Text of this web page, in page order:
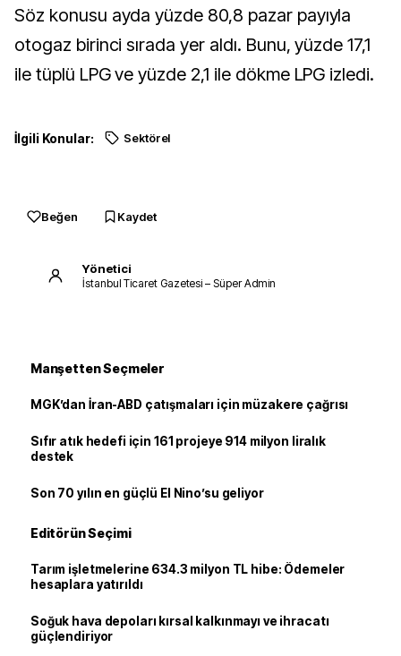
Söz konusu ayda yüzde 80,8 pazar payıyla
otogaz birinci sırada yer aldı. Bunu, yüzde 17,1
ile tüplü LPG ve yüzde 2,1 ile dökme LPG izledi.
İlgili Konular: Sektörel
Beğen Kaydet
Yönetici
İstanbul Ticaret Gazetesi – Süper Admin
Manşetten Seçmeler
MGK’dan İran-ABD çatışmaları için müzakere çağrısı
Sıfır atık hedefi için 161 projeye 914 milyon liralık
destek
Son 70 yılın en güçlü El Nino’su geliyor
Editörün Seçimi
Tarım işletmelerine 634.3 milyon TL hibe: Ödemeler
hesaplara yatırıldı
Soğuk hava depoları kırsal kalkınmayı ve ihracatı
güçlendiriyor